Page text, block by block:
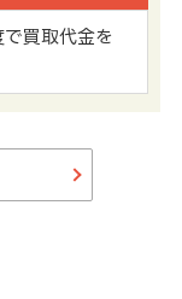
買取代金を